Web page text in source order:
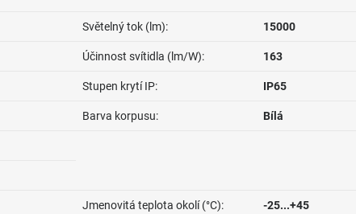
Světelný tok (lm): 15000
Účinnost svítidla (lm/W): 163
Stupen krytí IP: IP65
Barva korpusu: Bílá
Jmenovitá teplota okolí (°C): -25...+45